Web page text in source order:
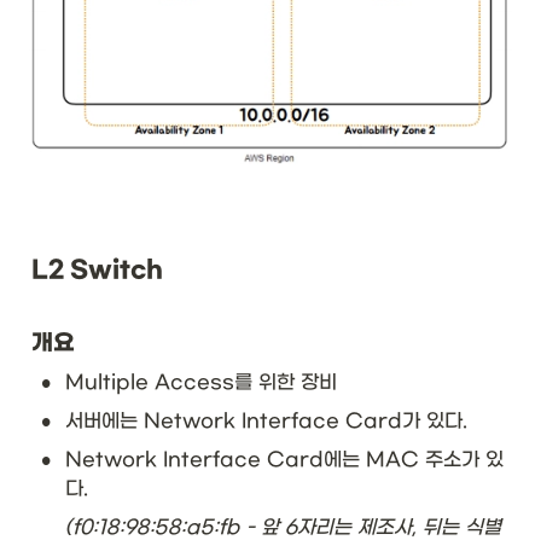
L2 Switch
개요
• Multiple Access를 위한 장비
• 서버에는 Network Interface Card가 있다.
•
Network Interface Card에는 MAC 주소가 있
다.
(f0:18:98:58:a5:fb - 앞 6자리는 제조사, 뒤는 식별